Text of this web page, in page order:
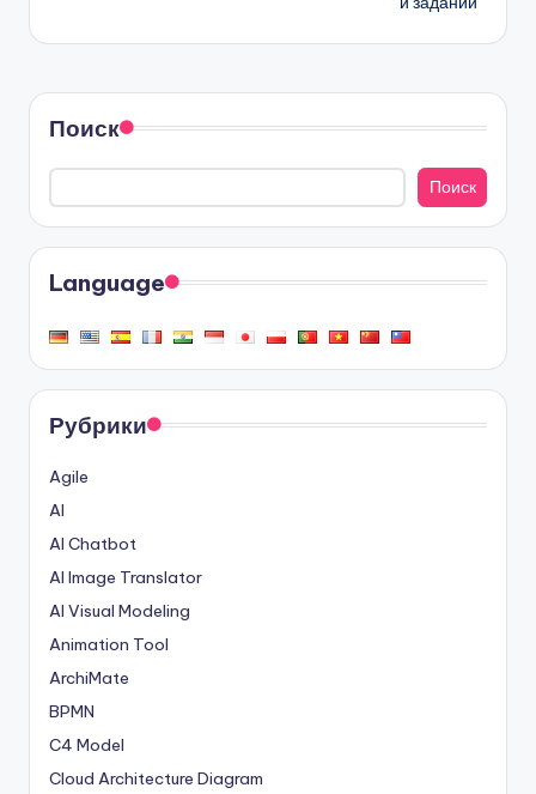
Поиск
Поиск
Language
Рубрики
Agile
AI
AI Chatbot
AI Image Translator
AI Visual Modeling
Animation Tool
ArchiMate
BPMN
C4 Model
Cloud Architecture Diagram